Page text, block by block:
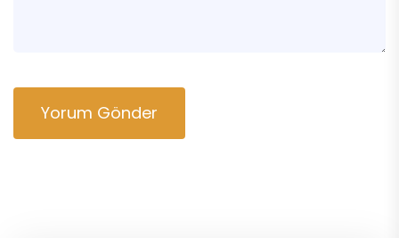
Yorum Gönder